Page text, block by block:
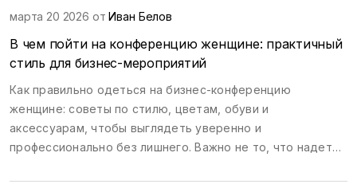
марта 20 2026 отИван Белов
В чем пойти на конференцию женщине: практичный
стиль для бизнес-мероприятий
Как правильно одеться на бизнес-конференцию
женщине: советы по стилю, цветам, обуви и
аксессуарам, чтобы выглядеть уверенно и
профессионально без лишнего. Важно не то, что надето,